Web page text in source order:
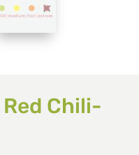
Chili-